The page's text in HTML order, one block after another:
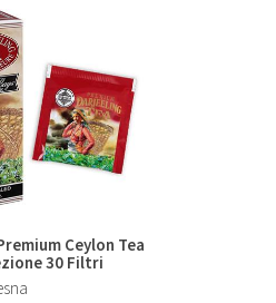
Ceylon Tea
30 Filtri